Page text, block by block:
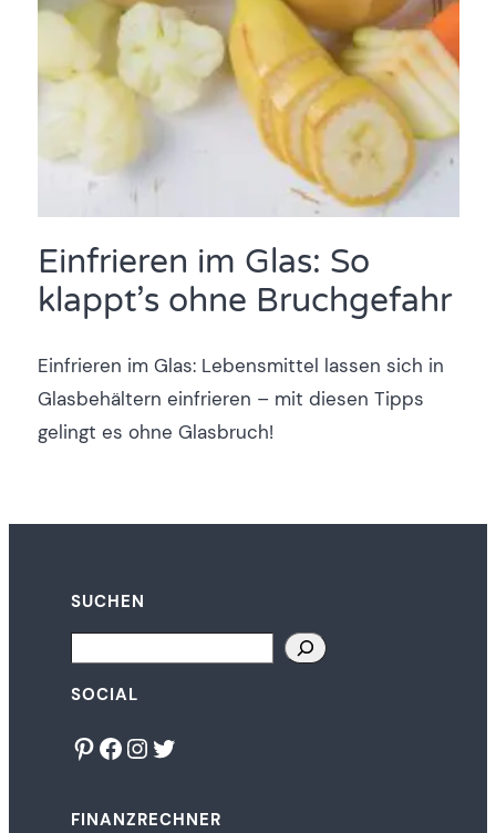
Einfrieren im Glas: So
klappt’s ohne Bruchgefahr
Einfrieren im Glas: Lebensmittel lassen sich in
Glasbehältern einfrieren – mit diesen Tipps
gelingt es ohne Glasbruch!
SUCHEN
SOCIAL
Pinterest Facebook Instagram Twitter
FINANZRECHNER